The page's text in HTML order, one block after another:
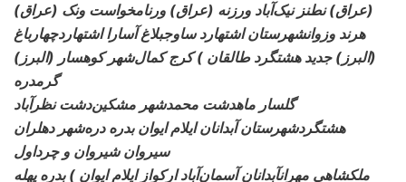
(عراق) نطنز نیک‌آباد ورزنه (عراق) ورنامخواست ونک (عراق)
هرند وزوانشهرستان اشتهارد ساوجبلاغ آسارا اشتهاردچهارباغ
(البرز) جدید هشتگرد طالقان ) کرج کمال‌شهر کوهسار (البرز)
گرمدره
گلسار ماهدشت محمدشهر مشکین‌دشت نظرآباد
هشتگردشهرستان آبدانان ایلام ایوان بدره دره‌شهر دهلران
سیروان شیروان و چرداول
ملکشاهی مهرانآبدانان آسمان‌آباد ارکوازایلام ایوان ) بدره پهله